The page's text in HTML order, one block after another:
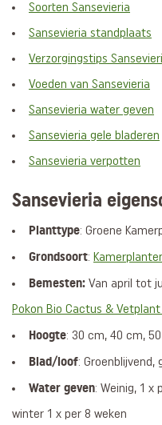
Soorten Sansevieria
Sansevieria standplaats
Verzorgingstips
Voeden van Sansevieria
Sansevieria water geven
Sansevieria gele bladeren
Sansevieria verpotten
Sansevieria
Planttype: Groene
Grondsoort:
Bemesten: Van april tot
Pokon Bio Cactus & Vetplant
Hoogte: 30 cm, 40 cm,
Blad/loof: Groenblijvend,
Water geven: Weinig, 1 x
winter 1 x per 8 weken